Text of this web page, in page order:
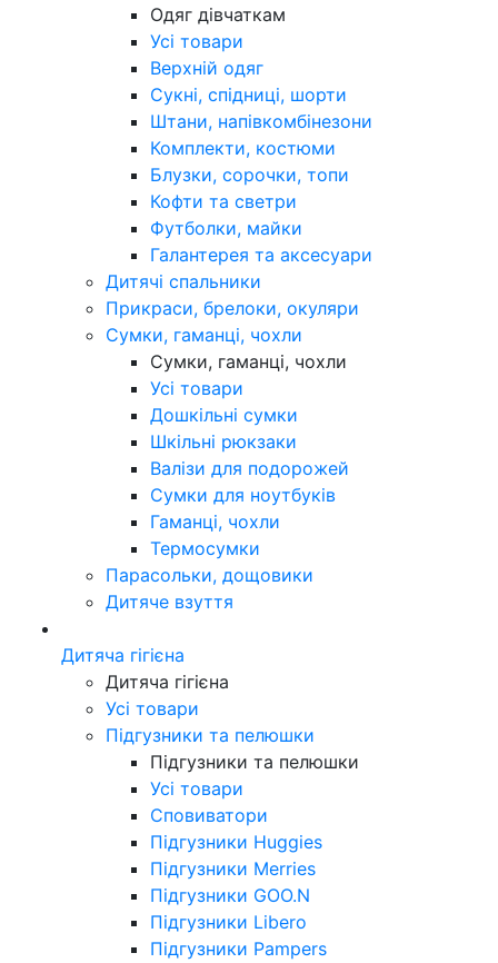
Одяг дівчаткам
Усі товари
Верхній одяг
Сукні, спідниці, шорти
Штани, напівкомбінезони
Комплекти, костюми
Блузки, сорочки, топи
Кофти та светри
Футболки, майки
Галантерея та аксесуари
Дитячі спальники
Прикраси, брелоки, окуляри
Сумки, гаманці, чохли
Сумки, гаманці, чохли
Усі товари
Дошкільні сумки
Шкільні рюкзаки
Валізи для подорожей
Сумки для ноутбуків
Гаманці, чохли
Термосумки
Парасольки, дощовики
Дитяче взуття
Дитяча гігієна
Дитяча гігієна
Усі товари
Підгузники та пелюшки
Підгузники та пелюшки
Усі товари
Сповиватори
Підгузники Huggies
Підгузники Merries
Підгузники GOO.N
Підгузники Libero
Підгузники Pampers